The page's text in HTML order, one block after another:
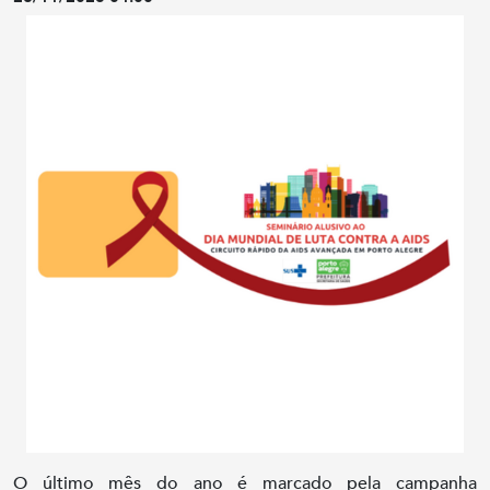
O último mês do ano é marcado pela campanha